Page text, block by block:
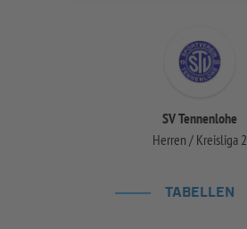
SV Tennenlohe
Herren / Kreisliga 2
TABELLEN